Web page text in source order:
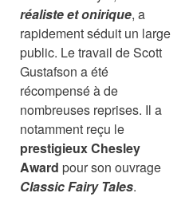
réaliste et onirique, a
rapidement séduit un large
public. Le travail de Scott
Gustafson a été
récompensé à de
nombreuses reprises. Il a
notamment reçu le
prestigieux Chesley
Award pour son ouvrage
Classic Fairy Tales.